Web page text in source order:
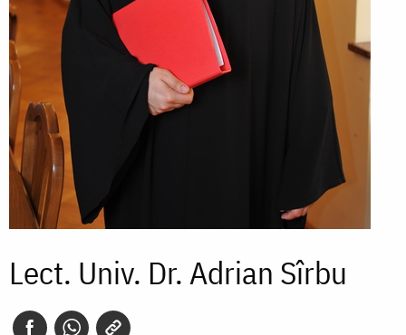
Lect. Univ. Dr. Adrian Sîrbu